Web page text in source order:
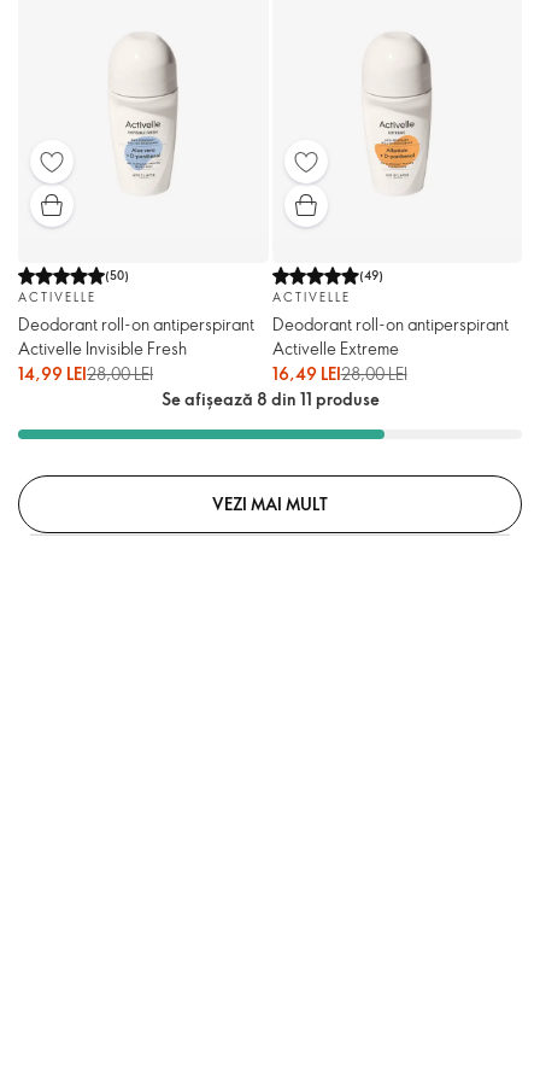
(50)
ACTIVELLE
Deodorant roll-on antiperspirant
Activelle Invisible Fresh
14,99 LEI28,00 LEI
(49)
ACTIVELLE
Deodorant roll-on antiperspirant
Activelle Extreme
16,49 LEI28,00 LEI
Se afișează 8 din 11 produse
VEZI MAI MULT